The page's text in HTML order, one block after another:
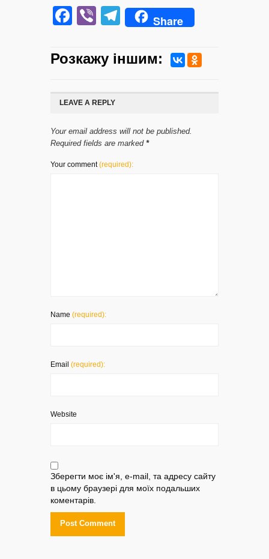
Facebook
ViberTelegram
Share
Розкажу iншим:
LEAVE A REPLY
Your email address will not be published.
Required fields are marked *
Your comment(required):
Name (required):
Email (required):
Website
Зберегти моє ім'я, e-mail, та адресу сайту
в цьому браузері для моїх подальших
коментарів.